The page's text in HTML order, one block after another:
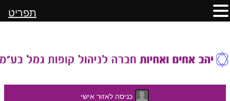
כניסה לאזור אישי
תפריט